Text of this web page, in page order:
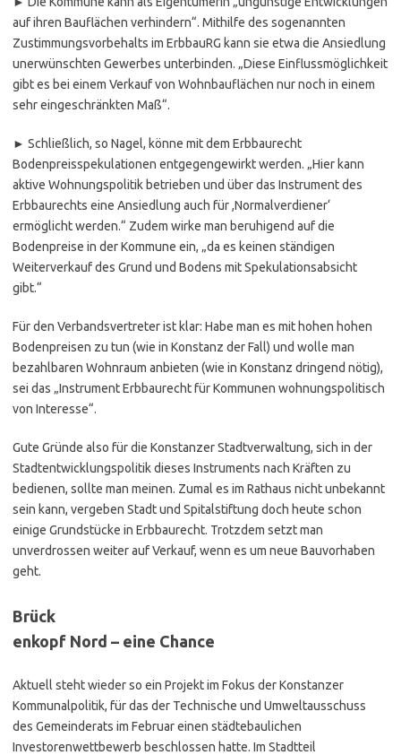
auf ihren Bauflächen verhindern“. Mithilfe des sogenannten
Zustimmungsvorbehalts im ErbbauRG kann sie etwa die Ansiedlung
unerwünschten Gewerbes unterbinden. „Diese Einflussmöglichkeit
gibt es bei einem Verkauf von Wohnbauflächen nur noch in einem
sehr eingeschränkten Maß“.
► Schließlich, so Nagel, könne mit dem Erbbaurecht
Bodenpreisspekulationen entgegengewirkt werden. „Hier kann
aktive Wohnungspolitik betrieben und über das Instrument des
Erbbaurechts eine Ansiedlung auch für ,Normalverdiener‘
ermöglicht werden.“ Zudem wirke man beruhigend auf die
Bodenpreise in der Kommune ein, „da es keinen ständigen
Weiterverkauf des Grund und Bodens mit Spekulationsabsicht
gibt.“
Für den Verbandsvertreter ist klar: Habe man es mit hohen hohen
Bodenpreisen zu tun (wie in Konstanz der Fall) und wolle man
bezahlbaren Wohnraum anbieten (wie in Konstanz dringend nötig),
sei das „Instrument Erbbaurecht für Kommunen wohnungspolitisch
von Interesse“.
Gute Gründe also für die Konstanzer Stadtverwaltung, sich in der
Stadtentwicklungspolitik dieses Instruments nach Kräften zu
bedienen, sollte man meinen. Zumal es im Rathaus nicht unbekannt
sein kann, vergeben Stadt und Spitalstiftung doch heute schon
einige Grundstücke in Erbbaurecht. Trotzdem setzt man
unverdrossen weiter auf Verkauf, wenn es um neue Bauvorhaben
geht.
Brück
enkopf Nord – eine Chance
Aktuell steht wieder so ein Projekt im Fokus der Konstanzer
Kommunalpolitik, für das der Technische und Umweltausschuss
des Gemeinderats im Februar einen städtebaulichen
Investorenwettbewerb beschlossen hatte. Im Stadtteil